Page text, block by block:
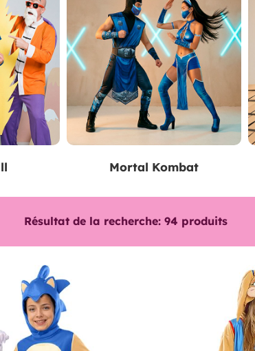
Mortal Kombat
Résultat de la recherche: 94 produits